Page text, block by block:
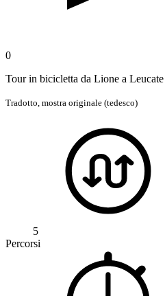
0
Tour in bicicletta da Lione a
Tradotto, mostra originale (tedesco)
5
Percorsi